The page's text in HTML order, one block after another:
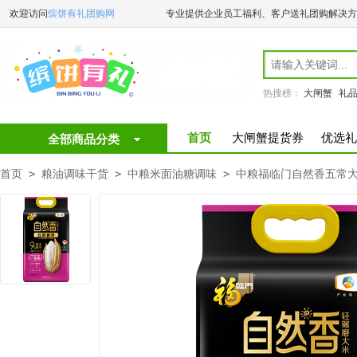
欢迎访问缤饼有礼团购网 专业提供企业员工福利、客户送礼团购解决
热搜榜： 大闸蟹 礼
全部商品分类 首页 大闸蟹提货券 优选
首页 > 粮油调味干货 > 中粮米面油糖调味 > 中粮福临门自然香五常